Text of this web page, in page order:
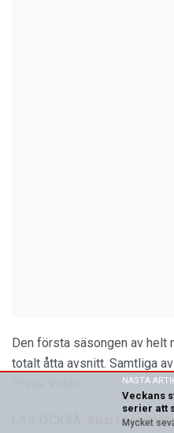
Den första säsongen av helt
totalt åtta avsnitt. Samtliga
Snart
NÄSTA
Veckans
serier att
Mycket